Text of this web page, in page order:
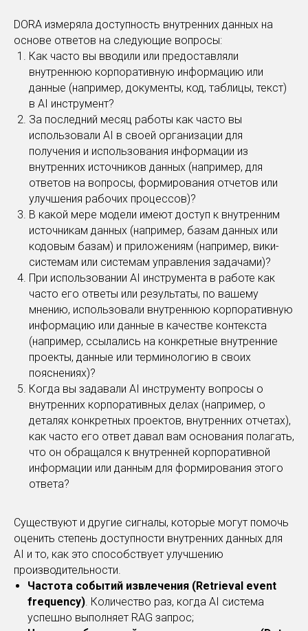
DORA измеряла доступность внутренних данных на
основе ответов на следующие вопросы:
Как часто вы вводили или предоставляли
внутреннюю корпоративную информацию или
данные (например, документы, код, таблицы, текст)
в AI инструмент?
За последний месяц работы как часто вы
использовали AI в своей организации для
получения и использования информации из
внутренних источников данных (например, для
ответов на вопросы, формирования отчетов или
улучшения рабочих процессов)?
В какой мере модели имеют доступ к внутренним
источникам данных (например, базам данных или
кодовым базам) и приложениям (например, вики-
системам или системам управления задачами)?
При использовании AI инструмента в работе как
часто его ответы или результаты, по вашему
мнению, использовали внутреннюю корпоративную
информацию или данные в качестве контекста
(например, ссылались на конкретные внутренние
проекты, данные или терминологию в своих
пояснениях)?
Когда вы задавали AI инструменту вопросы о
внутренних корпоративных делах (например, о
деталях конкретных проектов, внутренних отчетах),
как часто его ответ давал вам основания полагать,
что он обращался к внутренней корпоративной
информации или данным для формирования этого
ответа?
Существуют и другие сигналы, которые могут помочь
оценить степень доступности внутренних данных для
AI и то, как это способствует улучшению
производительности.
Частота событий извлечения (Retrieval event
frequency). Количество раз, когда AI система
успешно выполняет RAG запрос;